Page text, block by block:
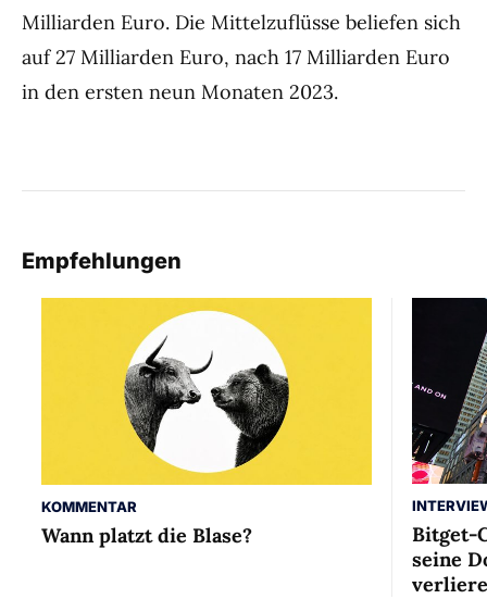
Milliarden Euro. Die Mittelzuflüsse beliefen sich
auf 27 Milliarden Euro, nach 17 Milliarden Euro
in den ersten neun Monaten 2023.
Empfehlungen
KOMMENTAR
Wann platzt die Blase?
Bitget-
seine